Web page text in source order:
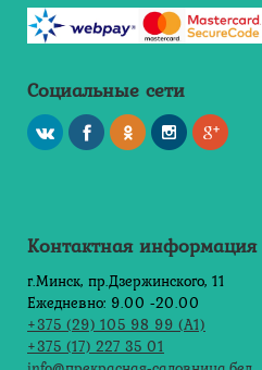
Социальные сети
Контактная информация
г.Минск, пр.Дзержинского, 11
Ежедневно: 9.00 -20.00
+375 (29) 105 98 99 (А1)
+375 (17) 227 35 01